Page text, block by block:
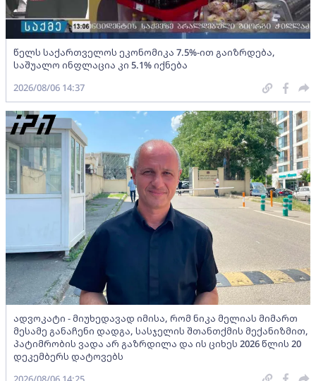
წელს საქართველოს ეკონომიკა 7.5%-ით გაიზრდება,
საშუალო ინფლაცია კი 5.1% იქნება
2026/08/06 14:37
ადვოკატი - მიუხედავად იმისა, რომ ნიკა მელიას მიმართ
მესამე განაჩენი დადგა, სასჯელის შთანთქმის მექანიზმით,
პატიმრობის ვადა არ გაზრდილა და ის ციხეს 2026 წლის 20
დეკემბერს დატოვებს